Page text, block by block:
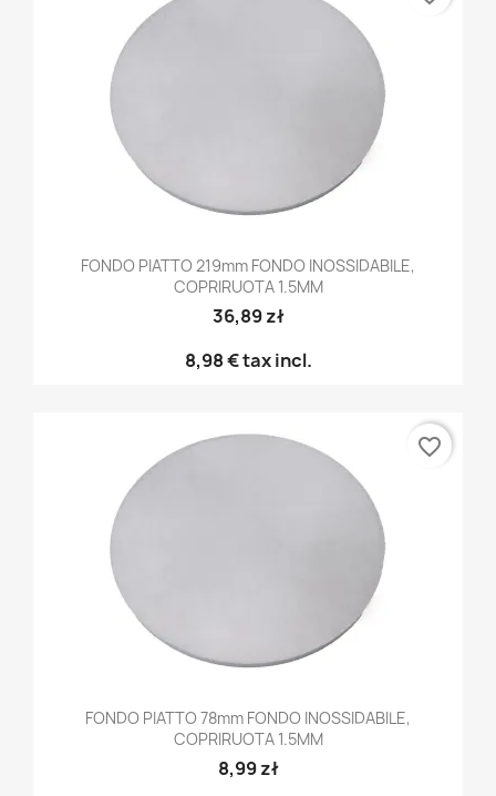
FONDO PIATTO 219mm FONDO INOSSIDABILE,
COPRIRUOTA 1.5MM
36,89 zł
8,98 €tax incl.
FONDO PIATTO 78mm FONDO INOSSIDABILE,
COPRIRUOTA 1.5MM
8,99 zł
favorite_border